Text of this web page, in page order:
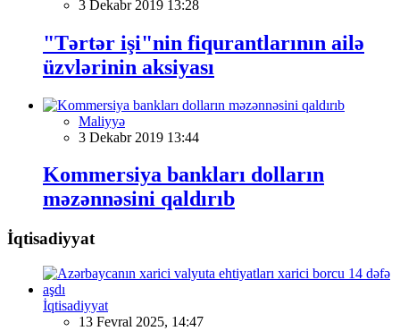
3 Dekabr 2019 13:28
"Tərtər işi"nin fiqurantlarının ailə
üzvlərinin aksiyası
Maliyyə
3 Dekabr 2019 13:44
Kommersiya bankları dolların
məzənnəsini qaldırıb
İqtisadiyyat
İqtisadiyyat
13 Fevral 2025, 14:47